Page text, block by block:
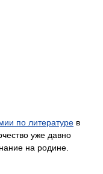
по литературе в
уже давно
на родине.